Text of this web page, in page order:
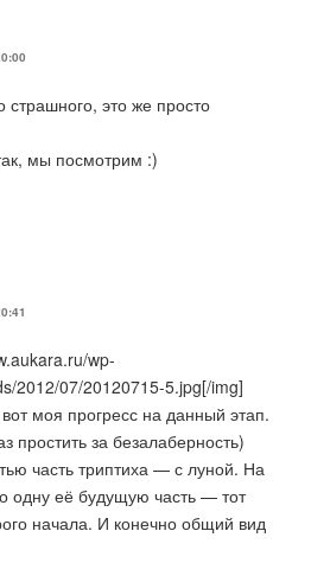
страшного, это же просто
мы посмотрим :)
wp-
2012/07/20120715-5.jpg[/img]
моя прогресс на данный этап.
простить за безалаберность)
часть триптиха — с луной. На
одну её будущую часть — тот
начала. И конечно общий вид